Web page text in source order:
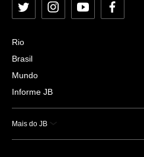
Twitter InstagramYouTubeFacebook
Rio
Brasil
Mundo
Informe JB
Mais do JB
Esportes